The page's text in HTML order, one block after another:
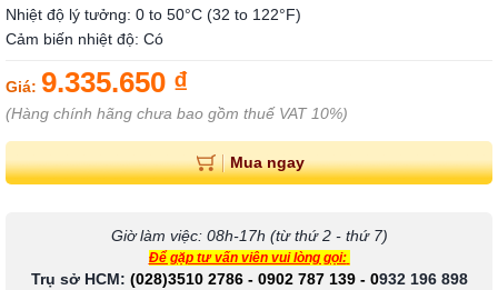
Nhiệt độ lý tưởng: 0 to 50°C (32 to 122°F)
Cảm biến nhiệt độ: Có
Giá: 9.335.650 ₫
(Hàng chính hãng chưa bao gồm thuế VAT 10%)
Mua ngay
Giờ làm việc: 08h-17h (từ thứ 2 - thứ 7)
Để gặp tư vấn viên vui lòng gọi:
Trụ sở HCM: (028)3510 2786 - 0902 787 139- 0932 196 898